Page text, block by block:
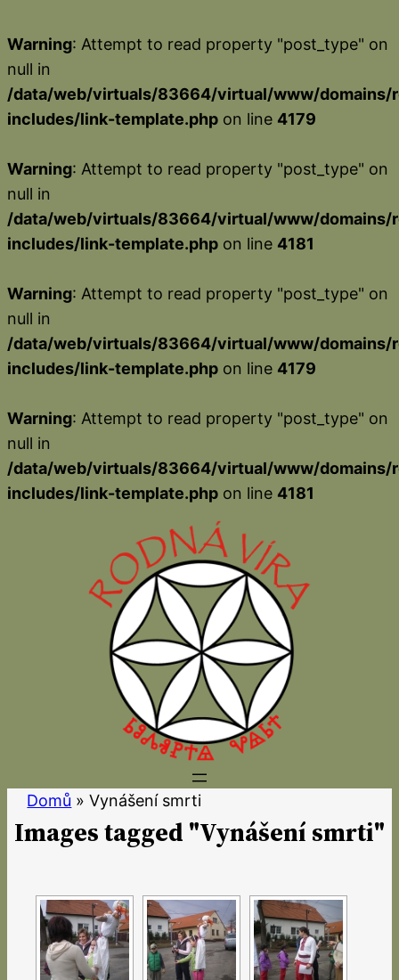
Warning: Attempt to read property "post_type" on
null in
/data/web/virtuals/83664/virtual/www/domains/
includes/link-template.php on line 4179
Warning: Attempt to read property "post_type" on
null in
/data/web/virtuals/83664/virtual/www/domains/
includes/link-template.php on line 4181
Warning: Attempt to read property "post_type" on
null in
/data/web/virtuals/83664/virtual/www/domains/
includes/link-template.php on line 4179
Warning: Attempt to read property "post_type" on
null in
/data/web/virtuals/83664/virtual/www/domains/
includes/link-template.php on line 4181
Domů »Vynášení smrti
Images tagged "Vynášení smrti"